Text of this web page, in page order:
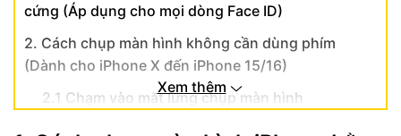
cứng (Áp dụng cho mọi dòng Face ID)
2. Cách chụp màn hình không cần dùng phím
(Dành cho iPhone X đến iPhone 15/16)
2.1 Chạm vào mặt lưng chụp màn hình
Xem thêm